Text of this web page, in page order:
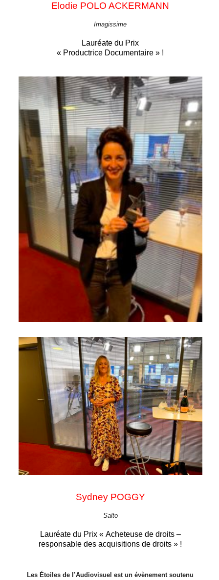
Elodie POLO ACKERMANN
Imagissime
Lauréate du Prix
« Productrice Documentaire » !
Sydney POGGY
Salto
Lauréate du Prix « Acheteuse de droits –
responsable des acquisitions de droits » !
Les Étoiles de l’Audiovisuel est un évènement soutenu